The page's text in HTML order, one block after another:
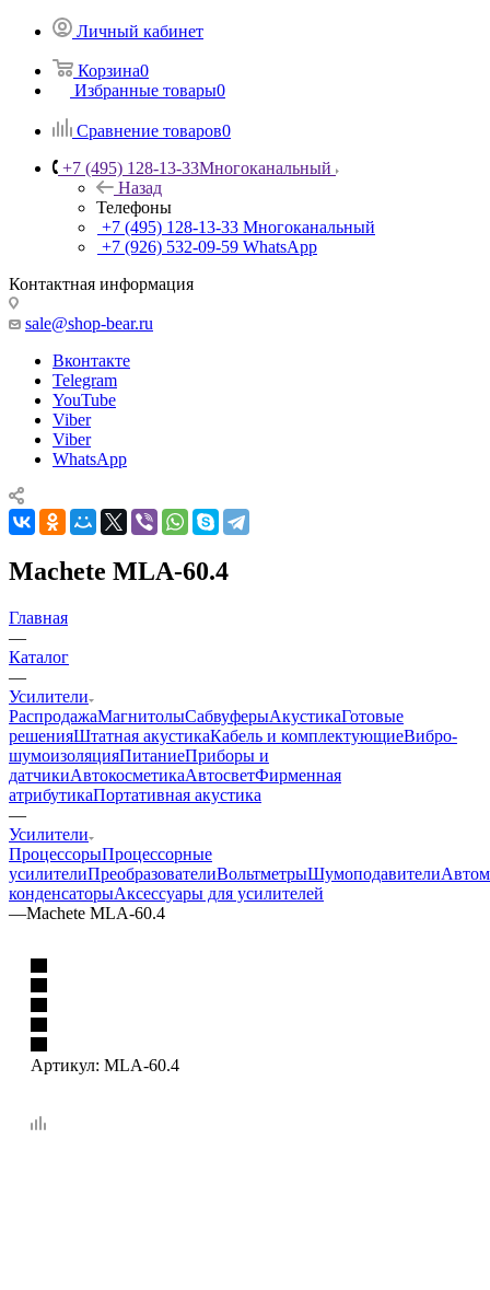
Личный кабинет
Корзина0
Избранные товары0
Сравнение товаров0
+7 (495) 128-13-33Многоканальный
Назад
Телефоны
+7 (495) 128-13-33 Многоканальный
+7 (926) 532-09-59 WhatsApp
Контактная информация
sale@shop-bear.ru
Вконтакте
Telegram
YouTube
Viber
Viber
WhatsApp
Machete MLA-60.4
Главная
—
Каталог
—
Усилители
РаспродажаМагнитолыСабвуферыАкустикаГотовые
решенияШтатная акустикаКабель и комплектующиеВибро-
шумоизоляцияПитаниеПриборы и
датчикиАвтокосметикаАвтосветФирменная
атрибутикаПортативная акустика
—
Усилители
ПроцессорыПроцессорные
усилителиПреобразователиВольтметрыШумоподавители
конденсаторыАксессуары для усилителей
—Machete MLA-60.4
Артикул: MLA-60.4